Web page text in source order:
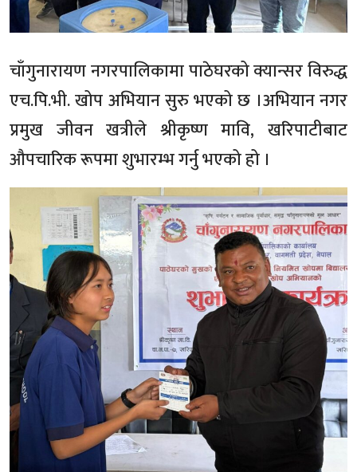
चाँगुनारायण नगरपालिकामा पाठेघरको क्यान्सर विरुद्ध
एच.पि.भी. खोप अभियान सुरु भएको छ ।अभियान नगर
प्रमुख जीवन खत्रीले श्रीकृष्ण मावि, खरिपाटीबाट
औपचारिक रूपमा शुभारम्भ गर्नु भएको हो ।